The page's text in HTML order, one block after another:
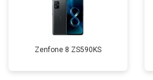
Zenfone 8 ZS590KS